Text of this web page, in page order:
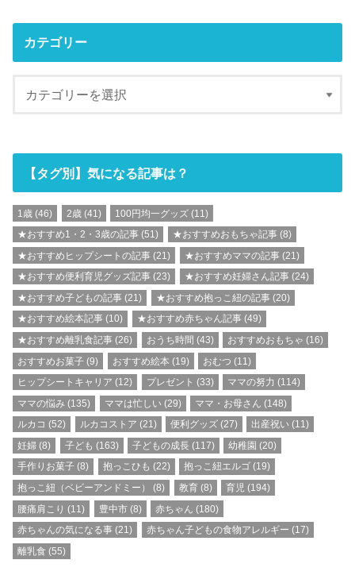
カテゴリー
【タグ別】気になる記事は？
1歳 (46) 2歳 (41) 100円均一グッズ(11)
★おすすめ1・2・3歳の記事 (51) ★おすすめおもちゃ記事(8)
★おすすめヒップシートの記事 (21) ★おすすめママの記事(21)
★おすすめ便利育児グッズ記事 (23) ★おすすめ妊婦さん記事(24)
★おすすめ子どもの記事 (21) ★おすすめ抱っこ紐の記事(20)
★おすすめ絵本記事 (10) ★おすすめ赤ちゃん記事(49)
★おすすめ離乳食記事 (26) おうち時間 (43) おすすめおもちゃ (16)
おすすめお菓子 (9) おすすめ絵本 (19) おむつ (11)
ヒップシートキャリア (12) プレゼント (33) ママの努力 (114)
ママの悩み (135) ママは忙しい(29) ママ・お母さん (148)
ルカコ (52) ルカコストア (21) 便利グッズ(27) 出産祝い (11)
妊婦 (8) 子ども (163) 子どもの成長(117) 幼稚園 (20)
手作りお菓子 (8) 抱っこひも (22) 抱っこ紐エルゴ(19)
抱っこ紐（ベビーアンドミー）
(8) 教育(8) 育児 (194)
腰痛肩こり (11) 豊中市(8) 赤ちゃん (180)
赤ちゃんの気になる事 (21) 赤ちゃん子どもの食物アレルギー (17)
離乳食 (55)